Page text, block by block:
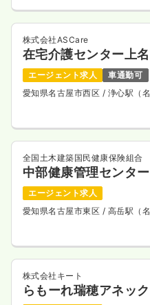
株式会社ASCare
在宅介護センター上
エージェント求人
車通勤可
愛知県名古屋市西区 / 浄心駅（
全国土木建築国民健康保険組合
中部健康管理センター
エージェント求人
愛知県名古屋市東区 / 高岳駅（
株式会社キート
らもーれ瑞穂アネッ